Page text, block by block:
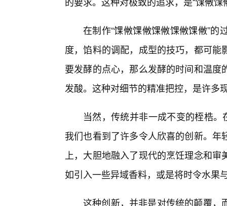
在制作“馃敒馃敒馃敒馃敒馃敒”
度，馅料的调配，成型的技巧，都可
要发酵的点心，那么发酵的时间和温
发酸。这种对细节的精准把控，是许多
当然，传统并非一成不变的桎梏
我们也看到了许多令人欣喜的创新。
上，大胆地融入了现代的烹饪理念和
如引入一些异域香料，或是将时令水果
这种创新，并非是对传统的颠覆，